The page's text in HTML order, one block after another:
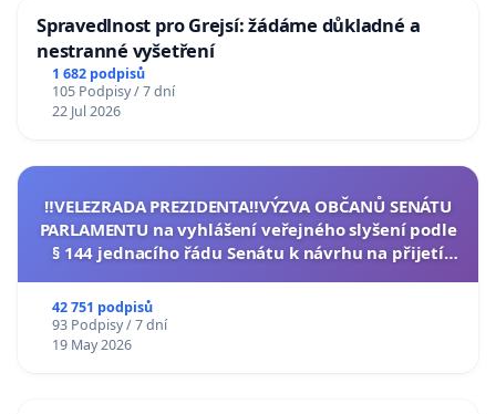
Spravedlnost pro Grejsí: žádáme důkladné a
nestranné vyšetření
1 682 podpisů
105 Podpisy / 7 dní
22 Jul 2026
‼️VELEZRADA PREZIDENTA‼️VÝZVA OBČANŮ SENÁTU
PARLAMENTU na vyhlášení veřejného slyšení podle
§ 144 jednacího řádu Senátu k návrhu na přijetí
42 751 podpisů
93 Podpisy / 7 dní
19 May 2026